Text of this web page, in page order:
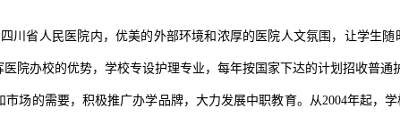
川省人民医院内，优美的外部环境和浓厚的医院人文氛围，让学生
院办校的优势，学校专设护理专业，每年按国家下达的计划招收普通
场的需要，积极推广办学品牌，大力发展中职教育。从2004年起，